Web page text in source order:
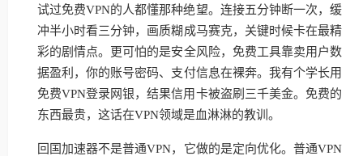
试过免费VPN的人都懂那种绝望。连接五分钟断一次，缓
冲半小时看三分钟，画质糊成马赛克，关键时候卡在最精
彩的剧情点。更可怕的是安全风险，免费工具靠卖用户数
据盈利，你的账号密码、支付信息在裸奔。我有个学长用
免费VPN登录网银，结果信用卡被盗刷三千美金。免费的
东西最贵，这话在VPN领域是血淋淋的教训。
回国加速器不是普通VPN，它做的是定向优化。普通VPN